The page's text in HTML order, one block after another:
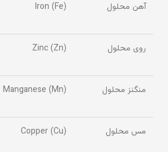
آهن محلول Iron (Fe)
روی محلول Zinc (Zn)
منگنز محلول Manganese (Mn)
مس محلول Copper (Cu)